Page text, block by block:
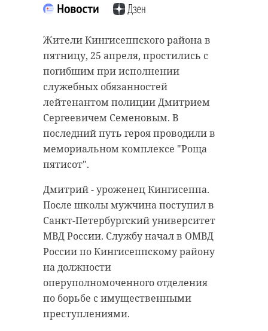
Жители Кингисеппского района в
пятницу, 25 апреля, простились с
погибшим при исполнении
служебных обязанностей
лейтенантом полиции Дмитрием
Сергеевичем Семеновым. В
последний путь героя проводили в
мемориальном комплексе "Роща
пятисот".
Дмитрий - уроженец Кингисеппа.
После школы мужчина поступил в
Санкт-Петербургский университет
МВД России. Службу начал в ОМВД
России по Кингисеппскому району
на должности
оперуполномоченного отделения
по борьбе с имущественными
преступлениями.